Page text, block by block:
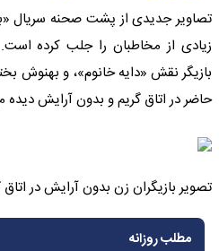
تصاویر جدیدی از پشت صحنه سریال
زیادی از مخاطبان را جلب کرده
بازیگر نقش «دایه خانوم»، و بهنوش
حاضر در اتاق گریم و بدون آرایش
تصویر بازیگران زن بدون آرایش در اتاق
مطلب روزانه